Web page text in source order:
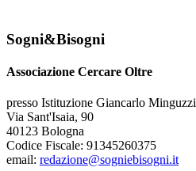
Sogni&Bisogni
Associazione Cercare Oltre
presso Istituzione Giancarlo Minguzzi
Via Sant'Isaia, 90
40123 Bologna
Codice Fiscale: 91345260375
email: redazione@sogniebisogni.it